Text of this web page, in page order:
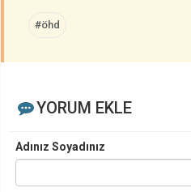
#öhd
YORUM EKLE
Adınız Soyadınız